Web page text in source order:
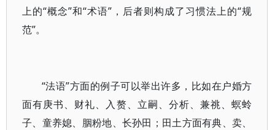
上的“概念”和“术语”，后者则构成了习惯法上的“规
范”。
“法语”方面的例子可以举出许多，比如在户婚方
面有庚书、财礼、入赘、立嗣、分析、兼祧、螟蛉
子、童养媳、胭粉地、长孙田；田土方面有典、卖、